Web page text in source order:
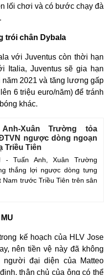
Multimedia
Ảnh
E-Magazine
Infographic
lối chơi và có bước chạy đà
trói chân Dybala
với Juventus còn thời hạn
Italia, Juventus sẽ gia hạn
2021 và tăng lương gấp
6 triệu euro/năm) để tránh
khác.
Xuân Trường tỏa
ngược dòng ngoạn
Triều Tiên
- Tuấn Anh, Xuân Trường
thắng lợi ngược dòng tưng
trước Triều Tiên trên sân
kế hoạch của HLV Jose
nên tiền vệ này đã không
đại diện của Matteo
thân chủ của ông có thể